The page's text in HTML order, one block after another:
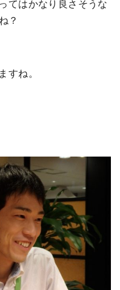
てはかなり良さそうな
？
すね。